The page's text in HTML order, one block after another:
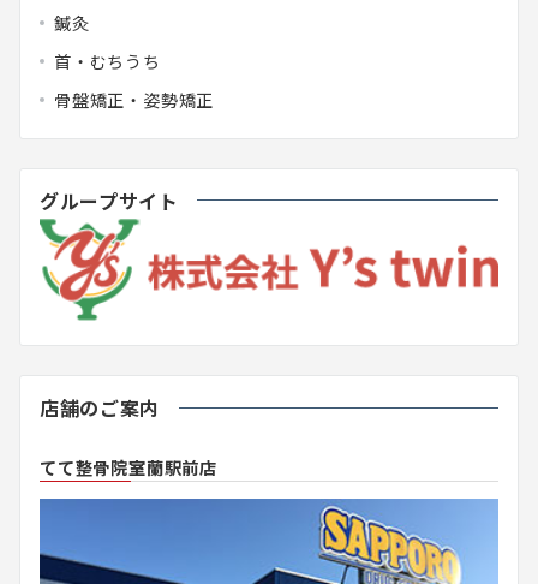
鍼灸
首・むちうち
骨盤矯正・姿勢矯正
グループサイト
店舗のご案内
てて整骨院室蘭駅前店